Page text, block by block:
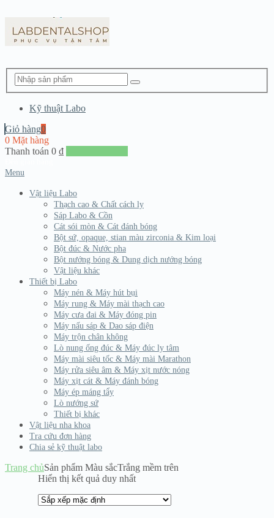
Kỹ thuật Labo
Giỏ hàng0
0 Mặt hàng
Thanh toán 0 ₫
Menu
Vật liệu Labo
Thạch cao & Chất cách ly
Sáp Labo & Cồn
Cát sói mòn & Cát đánh bóng
Bột sứ, opaque, stian màu zirconia & Kim loại
Bột đúc & Nước pha
Bột nướng bóng & Dung dịch nướng bóng
Vật liệu khác
Thiết bị Labo
Máy nén & Máy hút bụi
Máy rung & Máy mài thạch cao
Máy cưa đai & Máy đóng pin
Máy nấu sáp & Dao sáp điện
Máy trộn chân không
Lò nung ống đúc & Máy đúc ly tâm
Máy mài siêu tốc & Máy mài Marathon
Máy rửa siêu âm & Máy xịt nước nóng
Máy xịt cát & Máy đánh bóng
Máy ép máng tẩy
Lò nướng sứ
Thiết bị khác
Vật liệu nha khoa
Tra cứu đơn hàng
Chia sẻ kỹ thuật labo
Trang chủSản phẩm Màu sắcTrắng mềm trên
Hiển thị kết quả duy nhất